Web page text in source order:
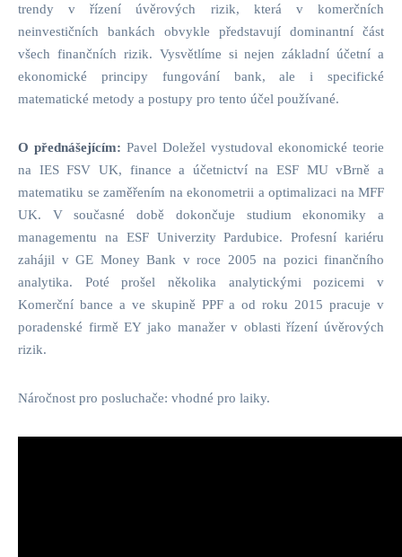
trendy v řízení úvěrových rizik, která v komerčních
neinvestičních bankách obvykle představují dominantní část
všech finančních rizik. Vysvětlíme si nejen základní účetní a
ekonomické principy fungování bank, ale i specifické
matematické metody a postupy pro tento účel používané.
O přednášejícím: Pavel Doležel vystudoval ekonomické teorie
na IES FSV UK, finance a účetnictví na ESF MU vBrně a
matematiku se zaměřením na ekonometrii a optimalizaci na MFF
UK. V současné době dokončuje studium ekonomiky a
managementu na ESF Univerzity Pardubice. Profesní kariéru
zahájil v GE Money Bank v roce 2005 na pozici finančního
analytika. Poté prošel několika analytickými pozicemi v
Komerční bance a ve skupině PPF a od roku 2015 pracuje v
poradenské firmě EY jako manažer v oblasti řízení úvěrových
rizik.
Náročnost pro posluchače: vhodné pro laiky.